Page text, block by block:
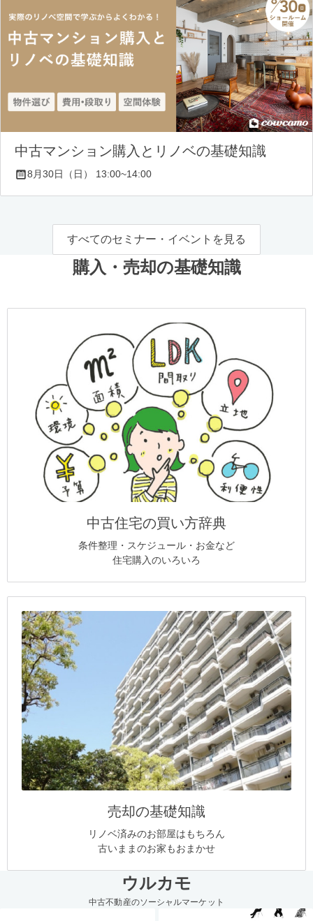
中古マンション購入とリノベの基礎知識
8月30日（日） 13:00~14:00
すべてのセミナー・イベントを見る
購入・売却の基礎知識
中古住宅の買い方辞典
条件整理・スケジュール・お金など
住宅購入のいろいろ
売却の基礎知識
リノベ済みのお部屋はもちろん
古いままのお家もおまかせ
ウルカモ
中古不動産のソーシャルマーケット